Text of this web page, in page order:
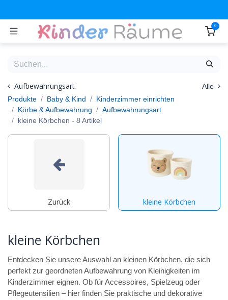
0
Aufbewahrungsart
Alle
Produkte
Baby & Kind
Kinderzimmer einrichten
Körbe & Aufbewahrung
Aufbewahrungsart
kleine Körbchen - 8 Artikel
Zurück kleine Körbchen
kleine Körbchen
Entdecken Sie unsere Auswahl an kleinen Körbchen, die sich
perfekt zur geordneten Aufbewahrung von Kleinigkeiten im
Kinderzimmer eignen. Ob für Accessoires, Spielzeug oder
Pflegeutensilien – hier finden Sie praktische und dekorative